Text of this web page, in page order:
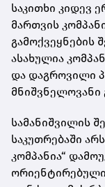
საკითხი კიდევ
მართვის
გამოქვეყნების
ასახულია
და დაგროვილი
მნიშვნელოვანი
სამანიშვილის
საკუთრებაში
კომპანია“
ორიენტირებული